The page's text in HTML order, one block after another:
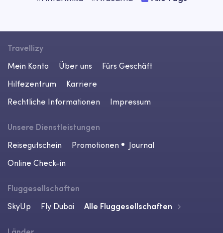
Travellizy
Mein Konto
Über uns
Fürs Geschäft
Hilfezentrum
Karriere
Rechtliche Informationen
Impressum
Unsere Dienstleistungen
Reisegutschein
Promotionen
Journal
Online Check-in
Fluggesellschaften
SkyUp
Fly Dubai Alle Fluggesellschaften